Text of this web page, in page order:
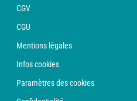
CGV
CGU
Mentions légales
Infos cookies
Paramètres des cookies